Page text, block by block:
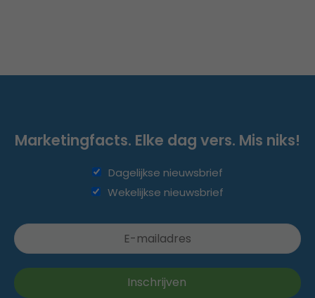
Marketingfacts. Elke dag vers. Mis niks!
Dagelijkse nieuwsbrief
Wekelijkse nieuwsbrief